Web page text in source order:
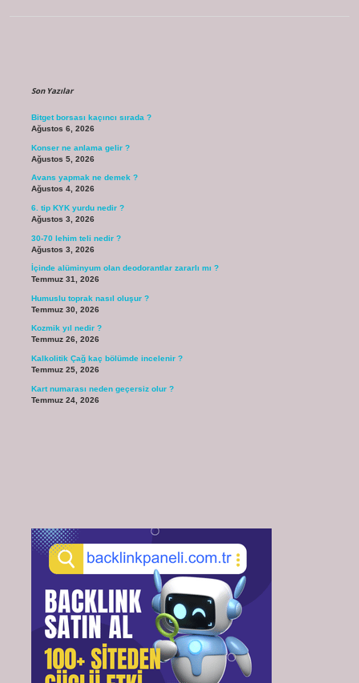
Son Yazılar
Bitget borsası kaçıncı sırada ?
Ağustos 6, 2026
Konser ne anlama gelir ?
Ağustos 5, 2026
Avans yapmak ne demek ?
Ağustos 4, 2026
6. tip KYK yurdu nedir ?
Ağustos 3, 2026
30-70 lehim teli nedir ?
Ağustos 3, 2026
İçinde alüminyum olan deodorantlar zararlı mı ?
Temmuz 31, 2026
Humuslu toprak nasıl oluşur ?
Temmuz 30, 2026
Kozmik yıl nedir ?
Temmuz 26, 2026
Kalkolitik Çağ kaç bölümde incelenir ?
Temmuz 25, 2026
Kart numarası neden geçersiz olur ?
Temmuz 24, 2026